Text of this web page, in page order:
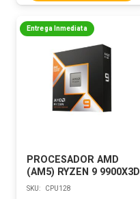
Entrega Inmediata
PROCESADOR AMD
(AM5) RYZEN 9 9900X3D
SKU: CPU128